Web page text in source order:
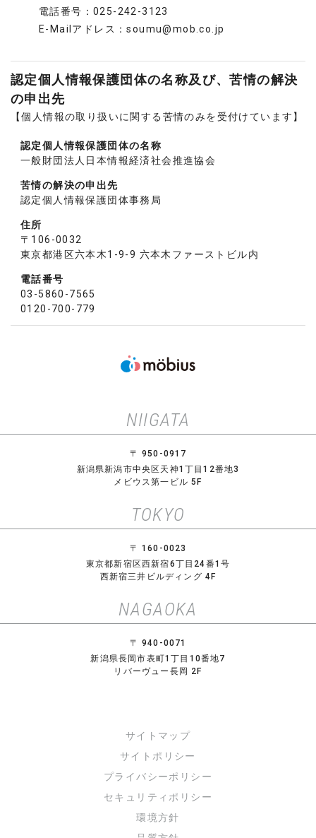
電話番号：025-242-3123
E-Mailアドレス：soumu@mob.co.jp
認定個人情報保護団体の名称及び、苦情の解決
の申出先
【個人情報の取り扱いに関する苦情のみを受付けています】
認定個人情報保護団体の名称
一般財団法人日本情報経済社会推進協会
苦情の解決の申出先
認定個人情報保護団体事務局
住所
〒106-0032
東京都港区六本木1-9-9 六本木ファーストビル内
電話番号
03-5860-7565
0120-700-779
NIIGATA
〒 950-0917
新潟県新潟市中央区天神1丁目12番地3
メビウス第一ビル 5F
TOKYO
〒 160-0023
東京都新宿区西新宿6丁目24番1号
西新宿三井ビルディング 4F
NAGAOKA
〒 940-0071
新潟県長岡市表町1丁目10番地7
リバーヴュー長岡 2F
サイトマップ
サイトポリシー
プライバシーポリシー
セキュリティポリシー
環境方針